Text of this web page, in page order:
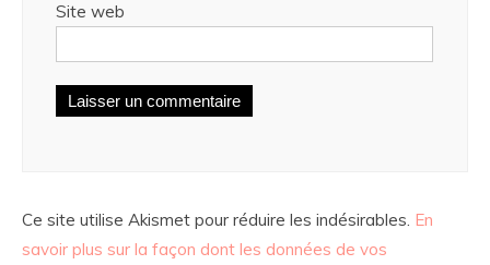
Site web
Ce site utilise Akismet pour réduire les indésirables. En
savoir plus sur la façon dont les données de vos